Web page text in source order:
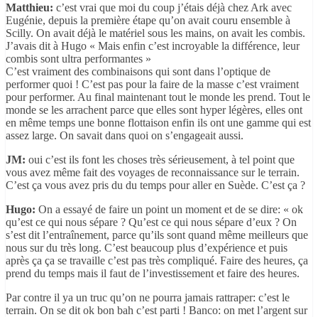
Matthieu: c’est vrai que moi du coup j’étais déjà chez Ark avec
Eugénie, depuis la première étape qu’on avait couru ensemble à
Scilly. On avait déjà le matériel sous les mains, on avait les combis.
J’avais dit à Hugo « Mais enfin c’est incroyable la différence, leur
combis sont ultra performantes »
C’est vraiment des combinaisons qui sont dans l’optique de
performer quoi ! C’est pas pour la faire de la masse c’est vraiment
pour performer. Au final maintenant tout le monde les prend. Tout le
monde se les arrachent parce que elles sont hyper légères, elles ont
en même temps une bonne flottaison enfin ils ont une gamme qui est
assez large. On savait dans quoi on s’engageait aussi.
JM: oui c’est ils font les choses très sérieusement, à tel point que
vous avez même fait des voyages de reconnaissance sur le terrain.
C’est ça vous avez pris du du temps pour aller en Suède. C’est ça ?
Hugo: On a essayé de faire un point un moment et de se dire: « ok
qu’est ce qui nous sépare ? Qu’est ce qui nous sépare d’eux ? On
s’est dit l’entraînement, parce qu’ils sont quand même meilleurs que
nous sur du très long. C’est beaucoup plus d’expérience et puis
après ça ça se travaille c’est pas très compliqué. Faire des heures, ça
prend du temps mais il faut de l’investissement et faire des heures.
Par contre il ya un truc qu’on ne pourra jamais rattraper: c’est le
terrain. On se dit ok bon bah c’est parti ! Banco: on met l’argent sur